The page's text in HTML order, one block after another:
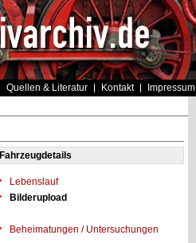
Quellen & Literatur Kontakt Impressum
Fahrzeugdetails
Lebenslauf
Bilderupload
Beheimatungen / Untersuchungen